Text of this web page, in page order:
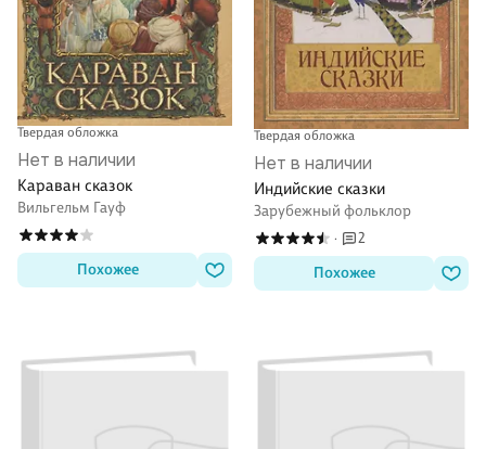
Твердая обложка
Нет в наличии
Караван сказок
Вильгельм Гауф
Похожее
Твердая обложка
Нет в наличии
Индийские сказки
Зарубежный фольклор
·
2
Похожее